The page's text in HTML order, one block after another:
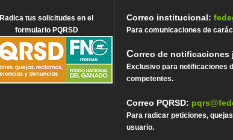
Radica tus solicitudes en el
formulario PQRSD
Correo institucional:
Para comunicaciones de
Correo de
Exclusivo para notificaciones
competentes.
Correo PQRSD:
Para radicar peticiones,
usuario.